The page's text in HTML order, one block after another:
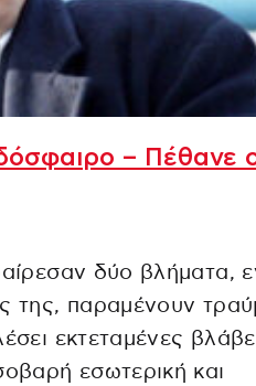
– Πέθανε
δύο βλήματα,
της, παραμένουν
εκτεταμένες
εσωτερική και